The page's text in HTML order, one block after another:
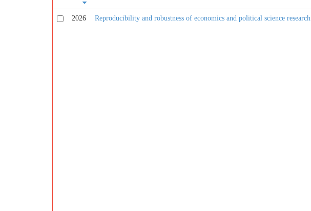
2026 Reproducibility and robustness of economics and political science research